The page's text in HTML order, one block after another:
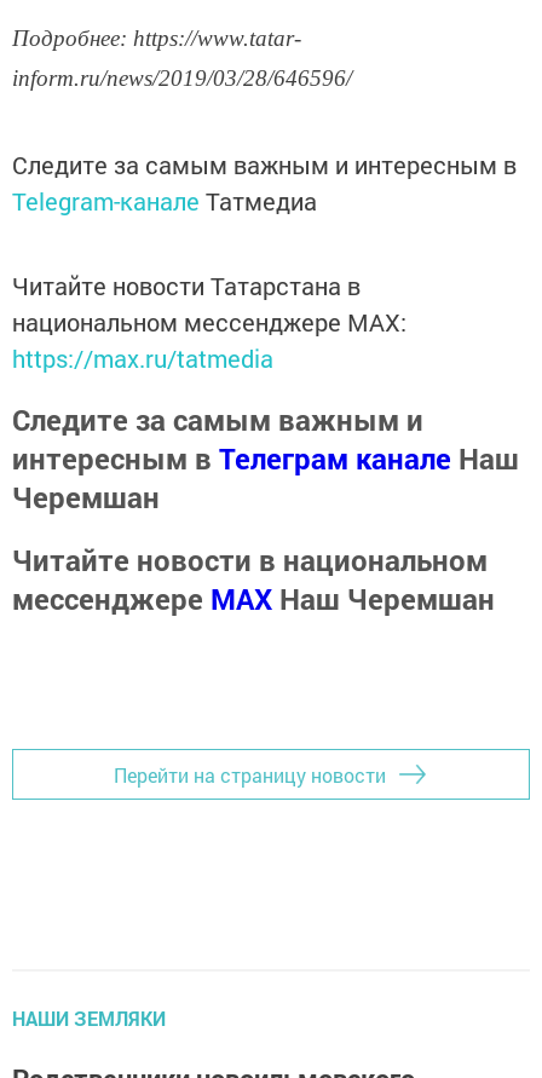
Подробнее: https://www.tatar-
inform.ru/news/2019/03/28/646596/
Следите за самым важным и интересным в
Telegram-канале Татмедиа
Читайте новости Татарстана в
национальном мессенджере MАХ:
https://max.ru/tatmedia
Следите за самым важным и
интересным в Телеграм канале Наш
Черемшан
Читайте новости в национальном
мессенджере MАХ Наш Черемшан
Перейти на страницу новости
НАШИ ЗЕМЛЯКИ